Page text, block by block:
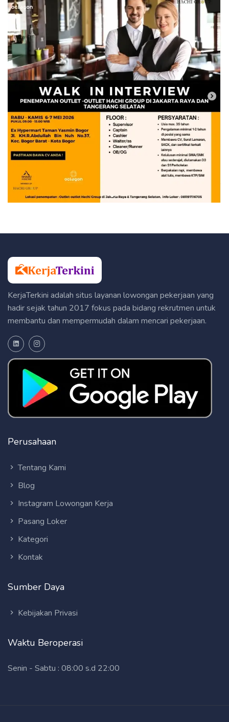
KerjaTerkini adalah situs layanan lowongan pekerjaan yang
hadir sejak tahun 2017 fokus pada bidang rekrutmen untuk
membantu dan mempermudah dalam mencari pekerjaan.
Perusahaan
Tentang Kami
Blog
Instagram Lowongan Kerja
Pasang Loker
Kategori
Kontak
Sumber Daya
Kebijakan Privasi
Waktu Beroperasi
Senin - Sabtu : 08:00 s.d 22:00